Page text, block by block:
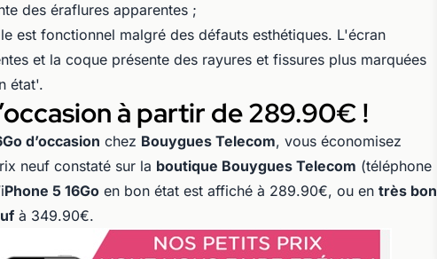
des éraflures apparentes ;
est fonctionnel malgré des défauts esthétiques. L'écran
et la coque présente des rayures et fissures plus marquées
état'.
à partir de 289.90€ !
d’occasion chez Bouygues Telecom, vous économisez
neuf constaté sur la boutique Bouygues Telecom (téléphone
Phone 5 16Go en bon état est affiché à 289.90€, ou en très bon
à 349.90€.